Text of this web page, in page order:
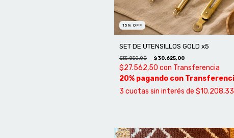
15 % OFF
SET DE UTENSILLOS GOLD x5
$35.850,00 $30.625,00
$27.562,50 con Transferencia
3 cuotas sin interés de $10.208,33